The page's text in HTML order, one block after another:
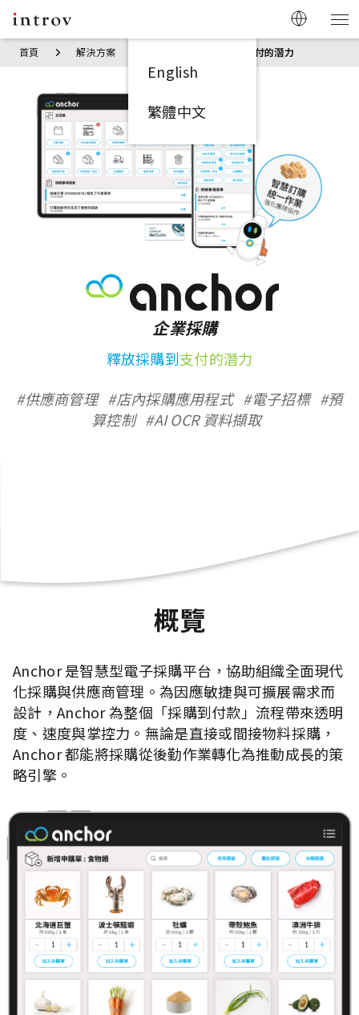
English
繁體中文
首頁 解決方案 Anchor: 釋放採購到支付的潛力
企業採購
釋放採購到支付的潛力
#供應商管理 #店內採購應用程式 #電子招標 #預
算控制 #AI OCR 資料擷取
概覽
Anchor 是智慧型電子採購平台，協助組織全面現代
化採購與供應商管理。為因應敏捷與可擴展需求而
設計，Anchor 為整個「採購到付款」流程帶來透明
度、速度與掌控力。無論是直接或間接物料採購，
Anchor 都能將採購從後勤作業轉化為推動成長的策
略引擎。